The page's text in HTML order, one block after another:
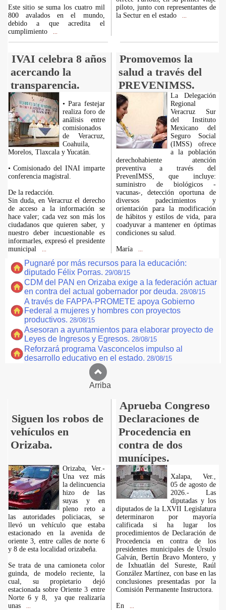
Este sitio se suma los cuatro mil
800 avalados en el mundo,
debido a que acredita el
cumplimiento
piloto, junto con representantes de
la Sectur en el estado
IVAI celebra 8 años
acercando la
transparencia.
Promovemos la
salud a través del
PREVENIMSS.
• Para festejar
realiza foro de
análisis entre
comisionados
de Veracruz,
Coahuila,
Morelos, Tlaxcala y Yucatán.
• Comisionado del INAI imparte
conferencia magistral.
De la redacción.
Sin duda, en Veracruz el derecho
de acceso a la información se
hace valer; cada vez son más los
ciudadanos que quieren saber, y
nuestro deber incuestionable es
informarles, expresó el presidente
municipal
La Delegación
Regional
Veracruz Sur
del Instituto
Mexicano del
Seguro Social
(IMSS) ofrece
a la población
derechohabiente atención
preventiva a través del
PrevenIMSS, que incluye:
suministro de biológicos -
vacunas-, detección oportuna de
diversos padecimientos y
orientación para la modificación
de hábitos y estilos de vida, para
coadyuvar a mantener en óptimas
condiciones su salud.
María
Pugnaré por más recursos para la educación:
diputado Félix Porras. 29/08/15
CDM del PAN en Orizaba exige a la federación actuar
en contra del actual gobernador por deuda. 28/08/15
A través de FAPPA-PROMETE apoya Gobierno
Federal a mujeres y hombres con proyectos
productivos. 28/08/15
Asesoran a ayuntamientos para elaborar proyecto de
Leyes de Ingresos y Egresos. 28/08/15
Reforzará programa Vasconcelos impulso al
desarrollo educativo en el estado. 28/08/15
Arriba
Siguen los robos de
vehículos en
Orizaba.
Aprueba Congreso
Declaraciones de
Procedencia en
contra de dos
munícipes.
Orizaba, Ver.-
Una vez más
la delincuencia
hizo de las
suyas y en
pleno reto a
las autoridades policiacas, se
llevó un vehículo que estaba
estacionado en la avenida de
oriente 3, entre calles de norte 6
y 8 de esta localidad orizabeña.
Se trata de una camioneta color
guinda, de modelo reciente, la
cual, su propietario dejó
estacionada sobre Oriente 3 entre
Norte 6 y 8, ya que realizaría
unas
Xalapa, Ver.,
05 de agosto de
2026.- Las
diputadas y los
diputados de la LXVII Legislatura
determinaron por mayoría
calificada si ha lugar los
procedimientos de Declaración de
Procedencia en contra de los
presidentes municipales de Úrsulo
Galván, Bertín Bravo Montero, y
de Ixhuatlán del Sureste, Raúl
González Martínez, con base en las
conclusiones presentadas por la
Comisión Permanente Instructora.
En